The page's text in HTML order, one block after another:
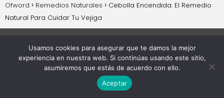
Ofword Remedios Naturales
Cebolla Encendida: El Remedio
Natural Para Cuidar Tu Vejiga
Usamos cookies para asegurar que te damos la mejor
experiencia en nuestra web. Si continúas usando este sitio,
asumiremos que estás de acuerdo con ello.
Aceptar